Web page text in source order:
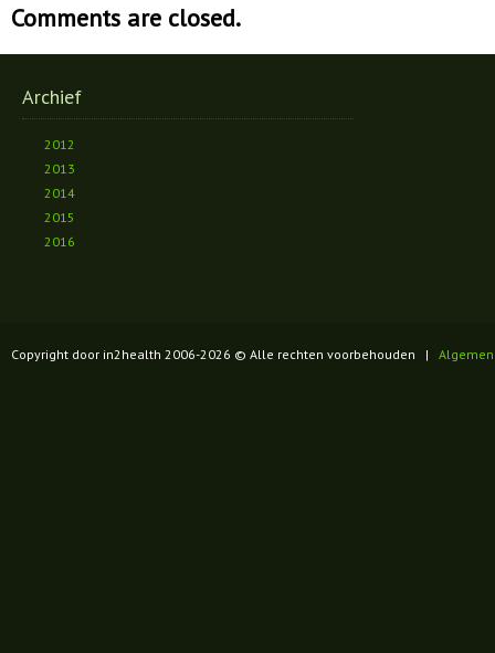
Comments are closed.
Archief
2012
2013
2014
2015
2016
Copyright door in2health 2006-2026 © Alle rechten voorbehouden |